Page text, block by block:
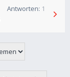
Antworten: 1